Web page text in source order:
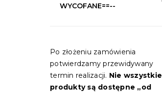
WYCOFANE==--
Po złożeniu zamówienia
potwierdzamy przewidywany
termin realizacji. Nie wszystkie
produkty są dostępne „od